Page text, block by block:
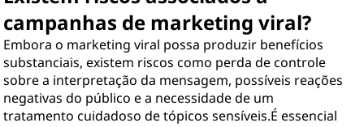
campanhas de marketing viral?
Embora o marketing viral possa produzir benefícios
substanciais, existem riscos como perda de controle
sobre a interpretação da mensagem, possíveis reações
negativas do público e a necessidade de um
tratamento cuidadoso de tópicos sensíveis.É essencial